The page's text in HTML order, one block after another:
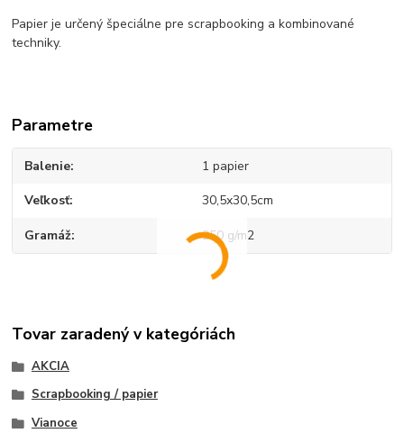
Papier je určený špeciálne pre scrapbooking a kombinované
techniky.
Parametre
Balenie 1 papier
Veľkosť 30,5x30,5cm
Gramáž 250 g/m2
Tovar zaradený v kategóriách
AKCIA
Scrapbooking / papier
Vianoce